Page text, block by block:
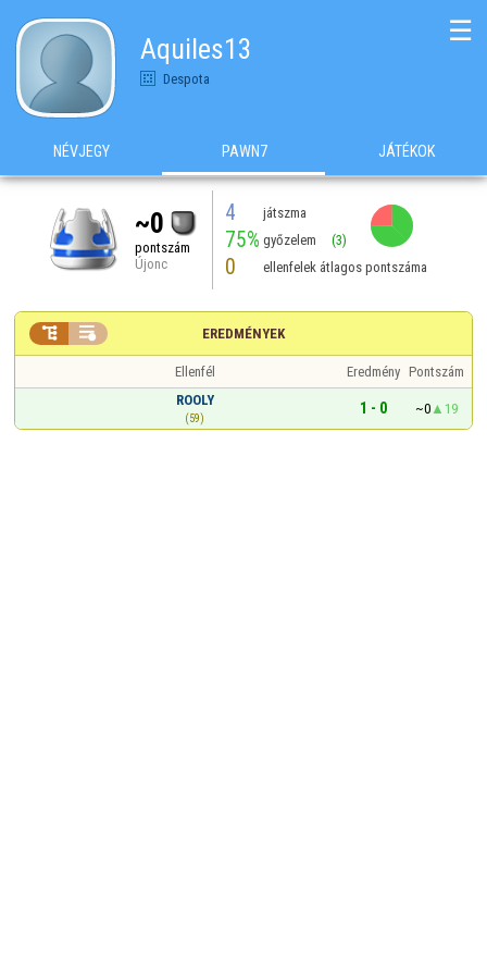
Aquiles13
Despota
☰
NÉVJEGY PAWN7 JÁTÉKOK
~0
pontszám
Újonc
4 játszma
75% győzelem (3)
0 ellenfelek átlagos pontszáma
EREDMÉNYEK
 
Ellenfél Eredmény Pontszám
ROOLY
(59)
1 - 0 ~0 19